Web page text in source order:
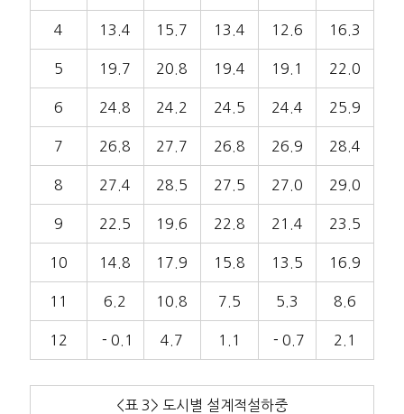
4 13.4 15.7 13.4 12.6 16.3
5 19.7 20.8 19.4 19.1 22.0
6 24.8 24.2 24.5 24.4 25.9
7 26.8 27.7 26.8 26.9 28.4
8 27.4 28.5 27.5 27.0 29.0
9 22.5 19.6 22.8 21.4 23.5
10 14.8 17.9 15.8 13.5 16.9
11 6.2 10.8 7.5 5.3 8.6
12 －0.1 4.7 1.1 －0.7 2.1
<표 3> 도시별 설계적설하중